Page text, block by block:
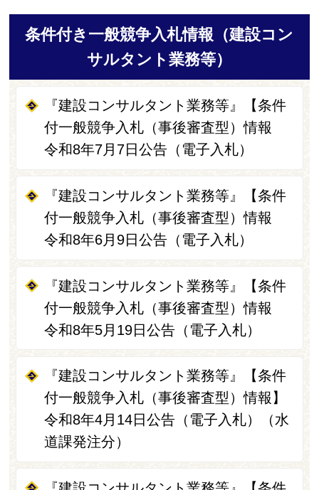
条件付き一般競争入札情報（建設コン
サルタント業務等）
『建設コンサルタント業務等』【条件
付一般競争入札（事後審査型）情報
令和8年7月7日公告（電子入札）
『建設コンサルタント業務等』【条件
付一般競争入札（事後審査型）情報
令和8年6月9日公告（電子入札）
『建設コンサルタント業務等』【条件
付一般競争入札（事後審査型）情報
令和8年5月19日公告（電子入札）
『建設コンサルタント業務等』【条件
付一般競争入札（事後審査型）情報】
令和8年4月14日公告（電子入札）（水
道課発注分）